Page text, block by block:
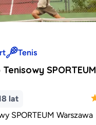
Tenis
SPORTEUM
lat
SPORTEUM Warszawa